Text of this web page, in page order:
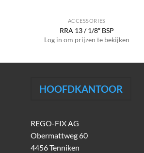
ACCESSORIES
RRA 13 / 1/8″ BSP
Log in om prijzen te bekijken
HOOFDKANTOOR
REGO-FIX AG
Obermattweg 60
4456 Tenniken